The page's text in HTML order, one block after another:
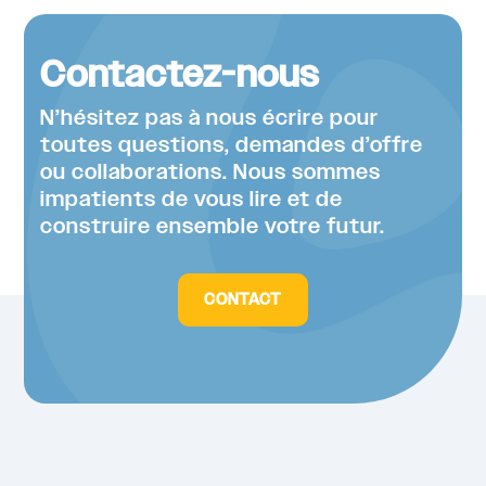
Contactez-nous
N’hésitez pas à nous écrire pour
toutes questions, demandes d’offre
ou collaborations. Nous sommes
impatients de vous lire et de
construire ensemble votre futur.
CONTACT